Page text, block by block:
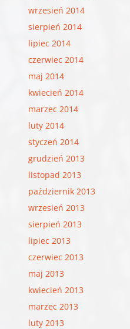
wrzesień 2014
sierpień 2014
lipiec 2014
czerwiec 2014
maj 2014
kwiecień 2014
marzec 2014
luty 2014
styczeń 2014
grudzień 2013
listopad 2013
październik 2013
wrzesień 2013
sierpień 2013
lipiec 2013
czerwiec 2013
maj 2013
kwiecień 2013
marzec 2013
luty 2013